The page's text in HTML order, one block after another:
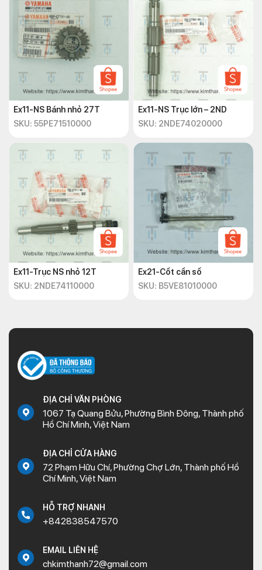
Ex11-NS Bánh nhỏ 27T
SKU: 55PE71510000
Ex11-NS Trục lớn – 2ND
SKU: 2NDE74020000
Ex11-Trục NS nhỏ 12T
SKU: 2NDE74110000
Ex21-Cốt cần số
SKU: B5VE81010000
ĐỊA CHỈ VĂN PHÒNG
1067 Tạ Quang Bửu, Phường Bình Đông, Thành phố
Hồ Chí Minh, Việt Nam
ĐỊA CHỈ CỬA HÀNG
72 Phạm Hữu Chí, Phường Chợ Lớn, Thành phố Hồ
Chí Minh, Việt Nam
HỖ TRỢ NHANH
+842838547570
EMAIL LIÊN HỆ
chkimthanh72@gmail.com